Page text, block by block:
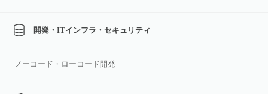
開発・ITインフラ・セキュリティ
ノーコード・ローコード開発